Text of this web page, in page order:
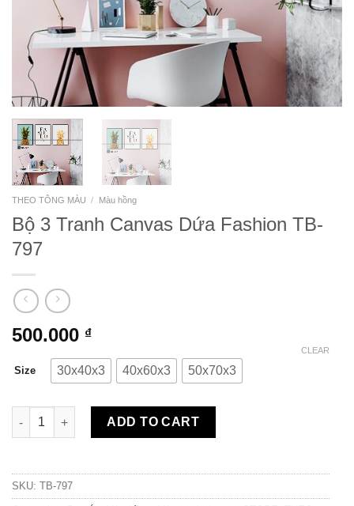
THEO TÔNG MÀU / Màu hồng
Bộ 3 Tranh Canvas Dứa Fashion TB-
797
500.000 ₫
Size 30x40x3 40x60x3 50x70x3
CLEAR
Bộ 3 Tranh Canvas Dứa Fashion TB-797 quantity
ADD TO CART
SKU: TB-797